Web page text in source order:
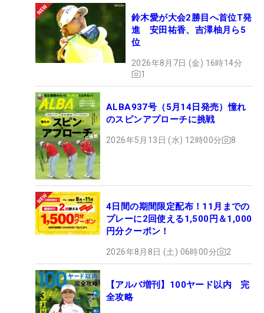
鈴木愛が大会2勝目へ首位T発
進 安田祐香、吉澤柚月ら5
位
2026年8月7日 (金) 16時14分
1
ALBA937号（5月14日発売）憧れ
のスピンアプローチに挑戦
2026年5月13日 (水) 12時00分 8
4日間の期間限定配布！11月までの
プレーに2回使える1,500円＆1,000
円分クーポン！
2026年8月8日 (土) 06時00分 2
【アルバ増刊】100ヤード以内 完
全攻略